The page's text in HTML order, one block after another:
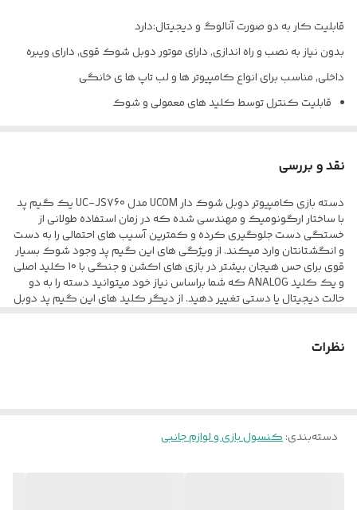
قابلیت کار به دو صورت آنالوگ و دیجیتال:دارد
بدون نیاز به نصب و راه اندازی, دارای موتور دوبل شوک قوی, دارای ویبره
داخلی, مناسب برای انواع کامپیوتر ها و لب تاپ ها ی خانگی
قابلیت کنترل توسط کلید های معمولی و شوک
نقد و بررسی
دسته بازی کامپیوتر دوبل شوک دار UCOM مدل UC-JS760 یک گیم پد
با ساختار ارگونومیک و مهندسی شده که در زمان استفاده طولانی از
خستگی دست جلوگیری کرده و کمترین آسیب های احتمالی را به دست
و انگشتانتان وارد میکند. از ویژگی های این گیم پد وجود شوک بسیار
قوی برای حس هیجان بیشتر در بازی های اکشن و جنگی با 10 کلید اصلی
و یک کلید ANALOG که شما براساس نیاز خود میتوانید دسته را به دو
حالت دیجیتال یا دستی تغییر دهید. از دیگر کلید های این گیم پد دوبل
میباشد.
نظرات
دسته‌بندی:کنسول بازی و لوازم جانبی